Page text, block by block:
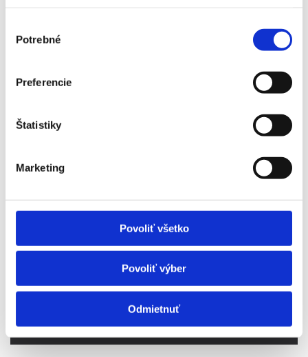
súhlasu
Potrebné
Preferencie
Štatistiky
Marketing
Povoliť všetko
Povoliť výber
Odmietnuť
Opravy a úpravy dielov
Máme zavedený systém manažérstva kvality v
súlade požiadaviek
normy STN EN ISO 9001:2016
CERTIFIKÁT ISO 9001:2016
VŠEOBECNÉ OBCHODNÉ PODMIENKY
REKLAMAČNÝ PORIADOK